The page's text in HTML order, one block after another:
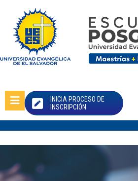
INICIA PROCESO DE
INSCRIPCIÓN